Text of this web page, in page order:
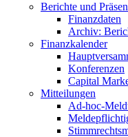
Berichte und
Finanzdaten
Archiv:
Finanzkalender
Konferenzen
Capital
Mitteilungen
Ad-hoc-